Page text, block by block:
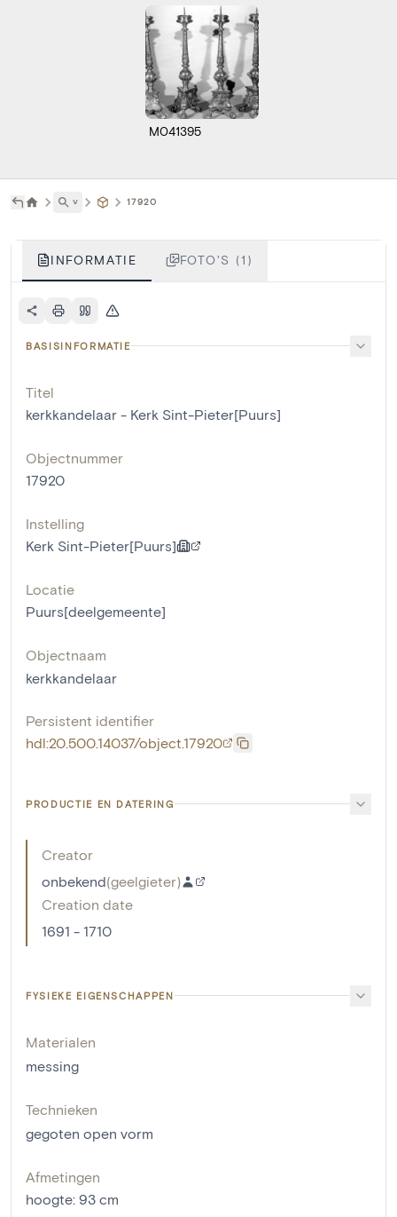
M041395
˅ 17920
INFORMATIE FOTO'S (1)
BASISINFORMATIE
Titel
kerkkandelaar - Kerk Sint-Pieter[Puurs]
Objectnummer
17920
Instelling
Kerk Sint-Pieter[Puurs]
Locatie
Puurs[deelgemeente]
Objectnaam
kerkkandelaar
Persistent identifier
hdl:20.500.14037/object.17920
PRODUCTIE EN DATERING
Creator
onbekend(geelgieter)
Creation date
1691 - 1710
FYSIEKE EIGENSCHAPPEN
Materialen
messing
Technieken
gegoten open vorm
Afmetingen
hoogte: 93 cm